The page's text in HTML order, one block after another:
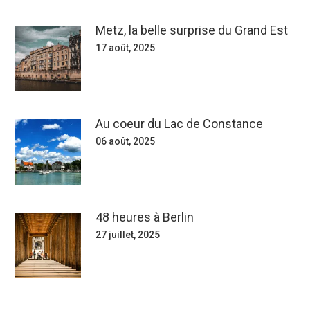
Metz, la belle surprise du Grand Est
17 août, 2025
Au coeur du Lac de Constance
06 août, 2025
48 heures à Berlin
27 juillet, 2025